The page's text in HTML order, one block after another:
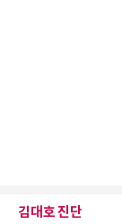
김대호 진단